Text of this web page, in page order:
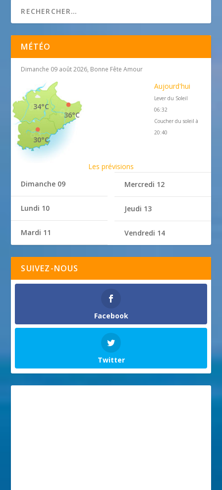
MÉTÉO
Dimanche 09 août 2026, Bonne Fête Amour
36°C
34°C
30°C
Aujourd'hui
Lever du Soleil
06:32
Coucher du soleil à
20:40
Les prévisions
Dimanche 09
Lundi 10
Mardi 11
Mercredi 12
Jeudi 13
Vendredi 14
SUIVEZ-NOUS
Facebook
Twitter